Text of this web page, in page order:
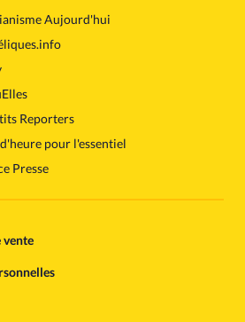
Aujourd'hui
Reporters
pour l'essentiel
Presse
vente